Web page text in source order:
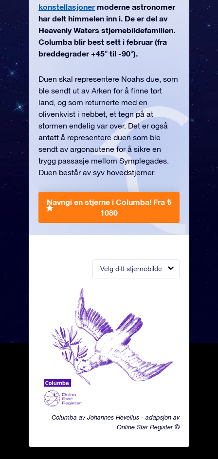
Velg ditt stjernebilde
Columba av Johannes Hevelius - adapsjon av
Online Star Register ©
konstellasjonermoderne astronomer
har delt himmelen inn i. De er del av
Heavenly Waters stjernebildefamilien.
Columba blir best sett i februar (fra
breddegrader +45° til -90°).
Duen skal representere Noahs due, som
ble sendt ut av Arken for å finne tørt
land, og som returnerte med en
olivenkvist i nebbet, et tegn på at
stormen endelig var over. Det er også
antatt å representere duen som ble
sendt av argonautene for å sikre en
trygg passasje mellom Symplegades.
Duen består av syv hovedstjerner.
Navngi en stjerne i Columba! Fra ₺
1080